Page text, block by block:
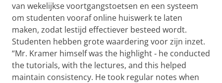
van wekelijkse voortgangstoetsen en een systeem
om studenten vooraf online huiswerk te laten
maken, zodat lestijd effectiever besteed wordt.
Studenten hebben grote waardering voor zijn inzet.
“Mr. Kramer himself was the highlight‐ he conducted
the tutorials, with the lectures, and this helped
maintain consistency. He took regular notes when